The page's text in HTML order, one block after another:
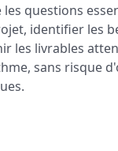
les questions
identifier les
les livrables
sans risque